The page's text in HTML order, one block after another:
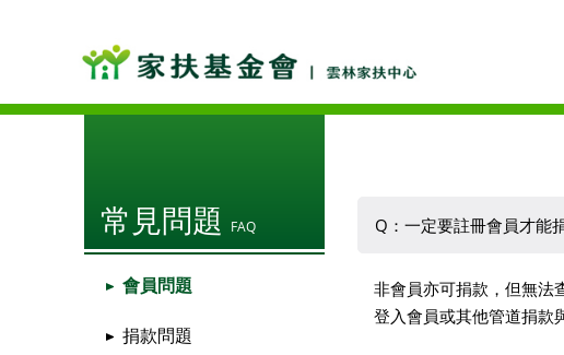
常見問題 FAQ
會員問題
捐款問題
Q：一定要註冊會員才能
非會員亦可捐款，但無法
登入會員或其他管道捐款